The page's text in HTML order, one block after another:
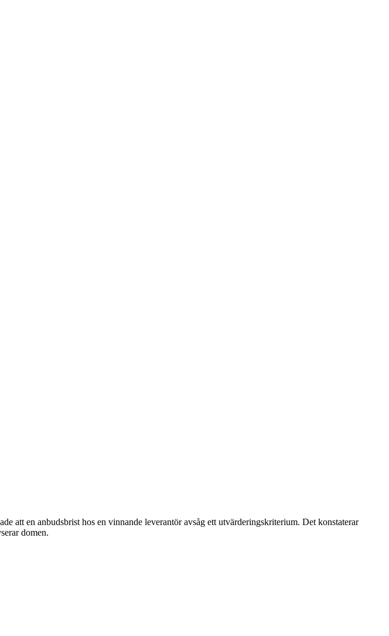
att en anbudsbrist hos en vinnande leverantör avsåg ett utvärderingskriterium. Det konstaterar
domen.